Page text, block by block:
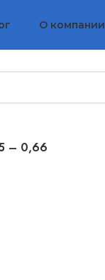
О компании
– 0,66